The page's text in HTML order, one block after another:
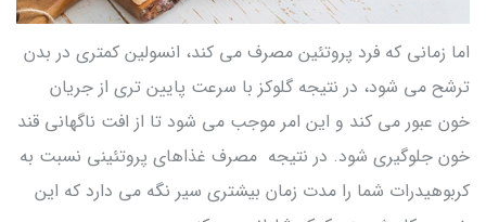
اما زمانی که فرد پروتئین مصرف می کند، انسولین کمتری در بدن
ترشح می شود، در نتیجه گلوکز با سرعت پایین تری از جریان
خون عبور می کند و این امر موجب می شود تا از افت ناگهانی قند
خون جلوگیری شود. در نتیجه مصرف غذاهای پروتئینی نسبت به
کربوهیدرات شما را مدت زمان بیشتری سیر نگه می دارد که این